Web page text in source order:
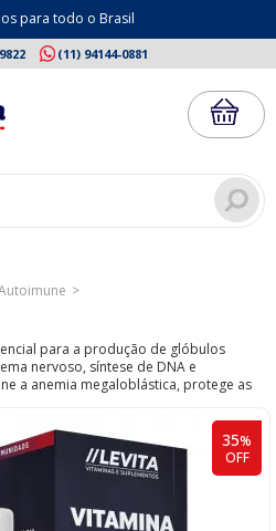
para todo o Brasil
(11) 94144-0881
para a produção de glóbulos
nervoso, síntese de DNA e
a anemia megaloblástica, protege as
nervos e prevenindo
de memória.
de nutrientes (carboidratos,
35%
OFF